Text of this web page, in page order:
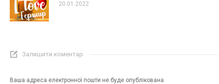
20.01.2022
Залишити коментар
Ваша адреса електронної пошти не буде опублікована.